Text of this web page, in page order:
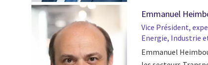
Emmanuel
Vice Président,
Energie, Industrie
Emmanuel